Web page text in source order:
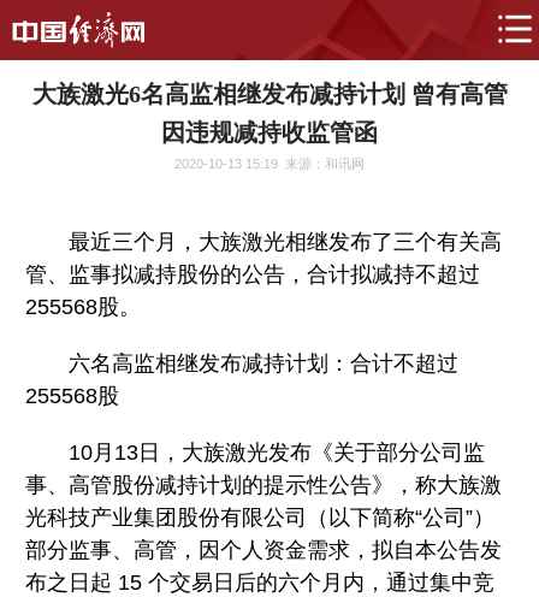
大族激光6名高监相继发布减持计划 曾有高管
因违规减持收监管函
2020-10-13 15:19 来源：和讯网
最近三个月，大族激光相继发布了三个有关高
管、监事拟减持股份的公告，合计拟减持不超过
255568股。
六名高监相继发布减持计划：合计不超过
255568股
10月13日，大族激光发布《关于部分公司监
事、高管股份减持计划的提示性公告》，称大族激
光科技产业集团股份有限公司（以下简称“公司”）
部分监事、高管，因个人资金需求，拟自本公告发
布之日起 15 个交易日后的六个月内，通过集中竞